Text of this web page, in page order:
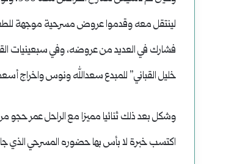
لينتقل معه وقدموا عروض مسرحية موجهة
فشارك في العديد من عروضه، وفي سبعينيات
خليل القباني” للمبدع سعدالله ونوس واخراج
وشكل بعد ذلك ثنائيا مميزا مع الراحل عمر حجو من
اكتسب خبرة لا بأس بها حضوره المسرحي الذي